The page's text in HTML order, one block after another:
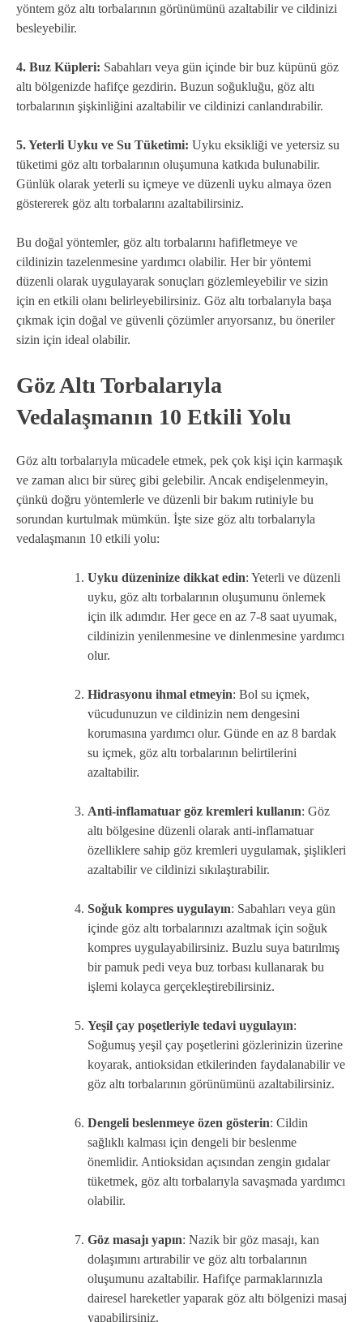
yöntem göz altı torbalarının görünümünü azaltabilir ve cildinizi
besleyebilir.
4. Buz Küpleri: Sabahları veya gün içinde bir buz küpünü göz
altı bölgenizde hafifçe gezdirin. Buzun soğukluğu, göz altı
torbalarının şişkinliğini azaltabilir ve cildinizi canlandırabilir.
5. Yeterli Uyku ve Su Tüketimi: Uyku eksikliği ve yetersiz su
tüketimi göz altı torbalarının oluşumuna katkıda bulunabilir.
Günlük olarak yeterli su içmeye ve düzenli uyku almaya özen
göstererek göz altı torbalarını azaltabilirsiniz.
Bu doğal yöntemler, göz altı torbalarını hafifletmeye ve
cildinizin tazelenmesine yardımcı olabilir. Her bir yöntemi
düzenli olarak uygulayarak sonuçları gözlemleyebilir ve sizin
için en etkili olanı belirleyebilirsiniz. Göz altı torbalarıyla başa
çıkmak için doğal ve güvenli çözümler arıyorsanız, bu öneriler
sizin için ideal olabilir.
Göz Altı Torbalarıyla
Vedalaşmanın 10 Etkili Yolu
Göz altı torbalarıyla mücadele etmek, pek çok kişi için karmaşık
ve zaman alıcı bir süreç gibi gelebilir. Ancak endişelenmeyin,
çünkü doğru yöntemlerle ve düzenli bir bakım rutiniyle bu
sorundan kurtulmak mümkün. İşte size göz altı torbalarıyla
vedalaşmanın 10 etkili yolu:
Uyku düzeninize dikkat edin: Yeterli ve düzenli
uyku, göz altı torbalarının oluşumunu önlemek
için ilk adımdır. Her gece en az 7-8 saat uyumak,
cildinizin yenilenmesine ve dinlenmesine yardımcı
olur.
Hidrasyonu ihmal etmeyin: Bol su içmek,
vücudunuzun ve cildinizin nem dengesini
korumasına yardımcı olur. Günde en az 8 bardak
su içmek, göz altı torbalarının belirtilerini
azaltabilir.
Anti-inflamatuar göz kremleri kullanın: Göz
altı bölgesine düzenli olarak anti-inflamatuar
özelliklere sahip göz kremleri uygulamak, şişlikleri
azaltabilir ve cildinizi sıkılaştırabilir.
Soğuk kompres uygulayın: Sabahları veya gün
içinde göz altı torbalarınızı azaltmak için soğuk
kompres uygulayabilirsiniz. Buzlu suya batırılmış
bir pamuk pedi veya buz torbası kullanarak bu
işlemi kolayca gerçekleştirebilirsiniz.
Yeşil çay poşetleriyle tedavi uygulayın:
Soğumuş yeşil çay poşetlerini gözlerinizin üzerine
koyarak, antioksidan etkilerinden faydalanabilir ve
göz altı torbalarının görünümünü azaltabilirsiniz.
Dengeli beslenmeye özen gösterin: Cildin
sağlıklı kalması için dengeli bir beslenme
önemlidir. Antioksidan açısından zengin gıdalar
tüketmek, göz altı torbalarıyla savaşmada yardımcı
olabilir.
Göz masajı yapın: Nazik bir göz masajı, kan
dolaşımını artırabilir ve göz altı torbalarının
oluşumunu azaltabilir. Hafifçe parmaklarınızla
dairesel hareketler yaparak göz altı bölgenizi masaj
yapabilirsiniz.